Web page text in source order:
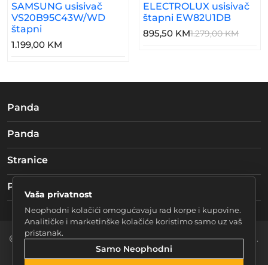
SAMSUNG usisivač
VS20B95C43W/WD
štapni
1.199,00 KM
ELECTROLUX usisivač
štapni EW82U1DB
895,50 KM1.279,00 KM
Panda
Panda
Stranice
Pratite nas
2026 Braća mučke d.o.o. Sarajevo. Sva prava zadržana.
Vaša privatnost
Neophodni kolačići omogućavaju rad korpe i kupovine.
Analitičke i marketinške kolačiće koristimo samo uz vaš
pristanak.
Samo Neophodni